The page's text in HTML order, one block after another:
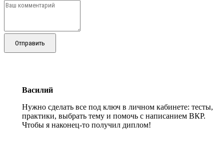
Отправить
Василий
Нужно сделать все под ключ в личном кабинете: тесты,
практики, выбрать тему и помочь с написанием ВКР.
Чтобы я наконец-то получил диплом!